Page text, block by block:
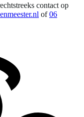
contact op
of 06